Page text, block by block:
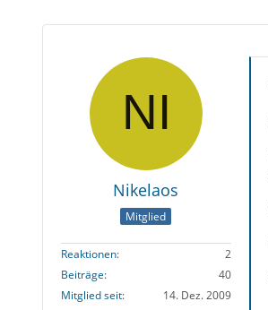
Nikelaos
Mitglied
Reaktionen
2
Beiträge
40
Mitglied seit
14. Dez. 2009